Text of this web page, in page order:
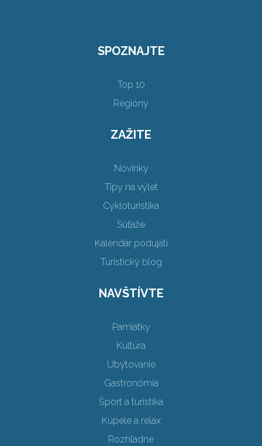
SPOZNAJTE
Top 10
Regióny
ZAŽITE
Novinky
Tipy na výlet
Cykloturistika
Súťaže
Kalendár podujatí
Turistický blog
NAVŠTÍVTE
Pamiatky
Kultúra
Ubytovanie
Gastronómia
Šport a turistika
Kúpele a relax
Rozhľadne